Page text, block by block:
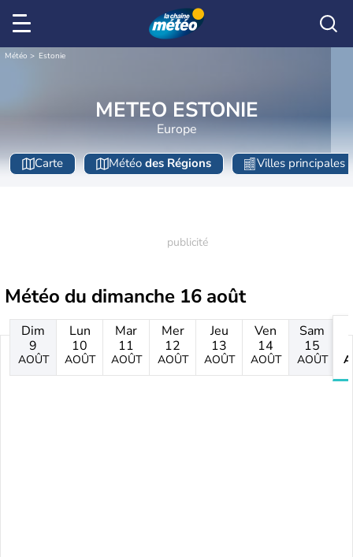
Météo Estonie
METEO ESTONIE
Europe
Carte Météo des Régions Villes principales
Météo du dimanche 16 août
Dim
9
AOÛT
Lun
10
AOÛT
Mar
11
AOÛT
Mer
12
AOÛT
Jeu
13
AOÛT
Ven
14
AOÛT
Sam
15
AOÛT